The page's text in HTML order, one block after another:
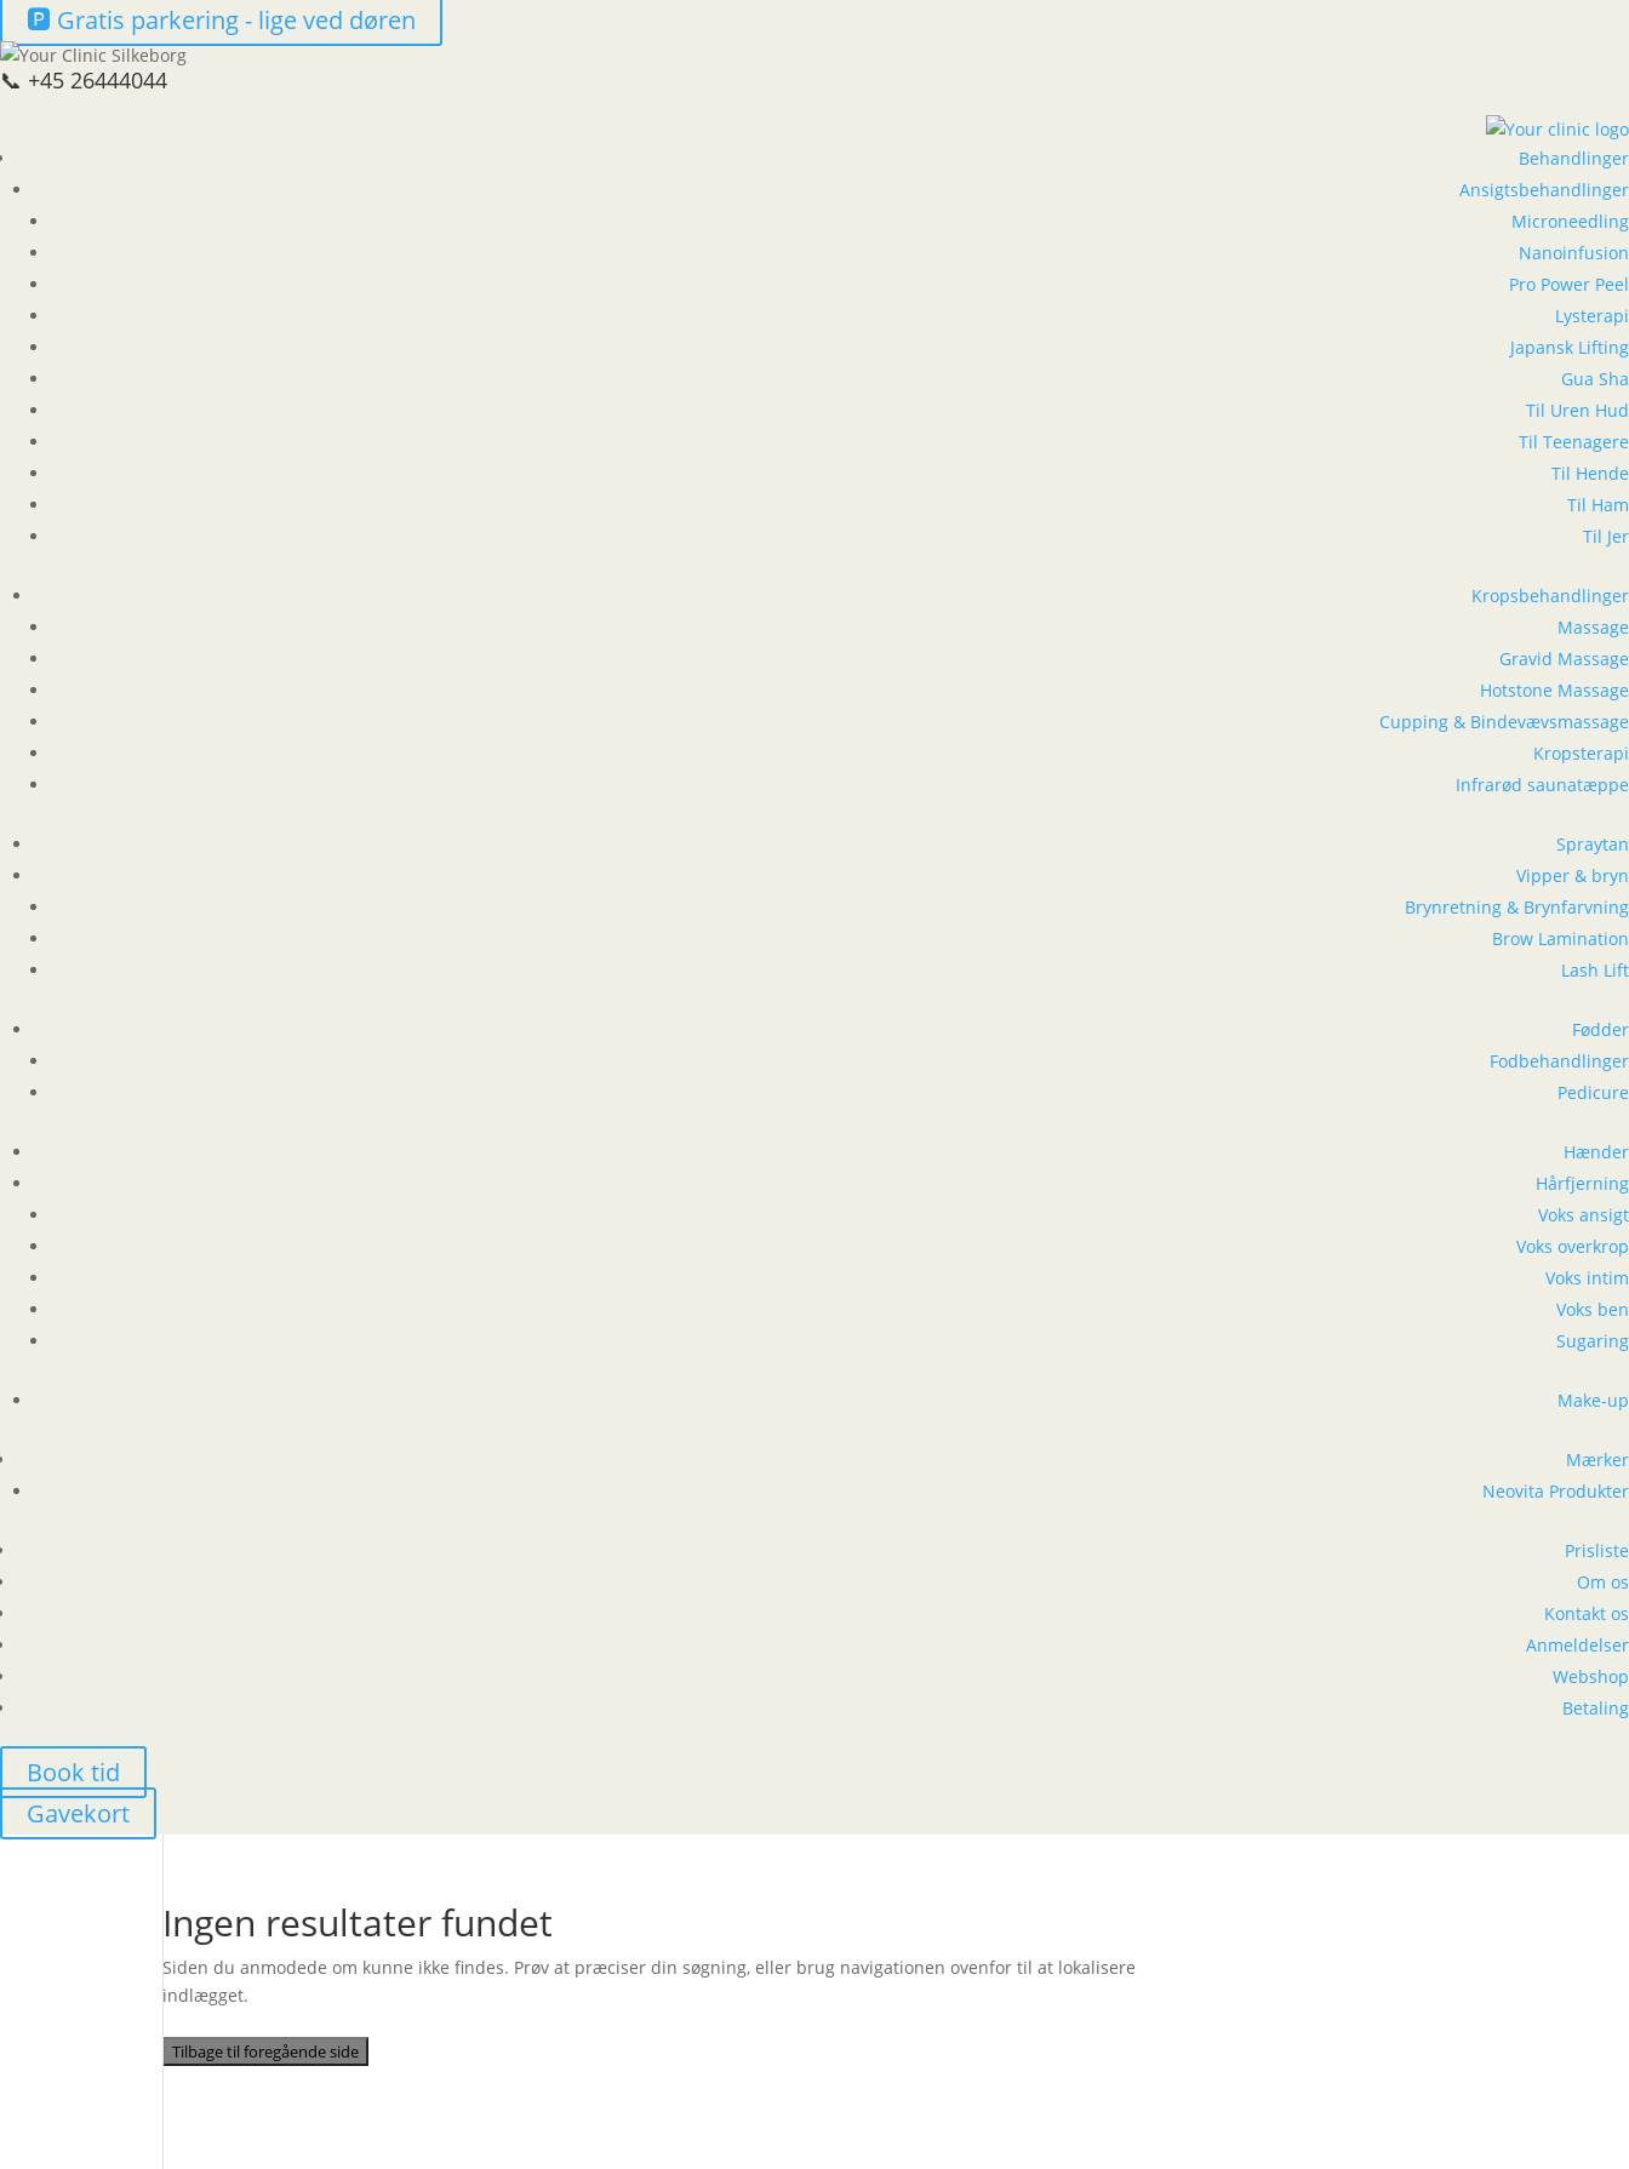
🅿️ Gratis parkering - lige ved døren
📞 +45 26444044
Behandlinger
Ansigtsbehandlinger
Microneedling
Nanoinfusion
Pro Power Peel
Lysterapi
Japansk Lifting
Gua Sha
Til Uren Hud
Til Teenagere
Til Hende
Til Ham
Til Jer
Kropsbehandlinger
Massage
Gravid Massage
Hotstone Massage
Cupping & Bindevævsmassage
Kropsterapi
Infrarød saunatæppe
Spraytan
Vipper & bryn
Brynretning & Brynfarvning
Brow Lamination
Lash Lift
Fødder
Fodbehandlinger
Pedicure
Hænder
Hårfjerning
Voks ansigt
Voks overkrop
Voks intim
Voks ben
Sugaring
Make-up
Mærker
Neovita Produkter
Prisliste
Om os
Kontakt os
Anmeldelser
Webshop
Betaling
Book tid
Gavekort
Ingen resultater fundet
Siden du anmodede om kunne ikke findes. Prøv at præciser din søgning, eller brug navigationen ovenfor til at lokalisere
indlægget.